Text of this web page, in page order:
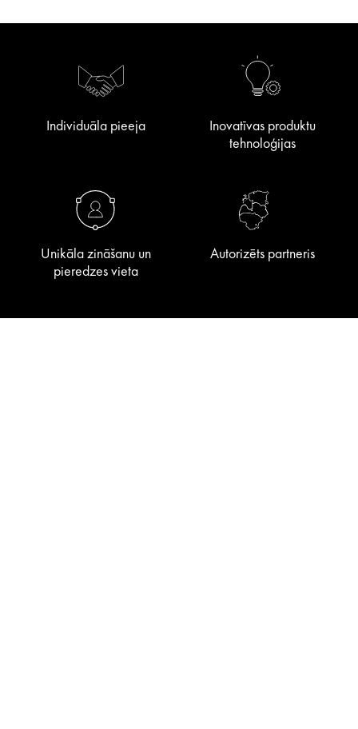
Individuāla pieeja
Inovatīvas produktu
tehnoloģijas
Unikāla zināšanu un
pieredzes vieta
Autorizēts partneris